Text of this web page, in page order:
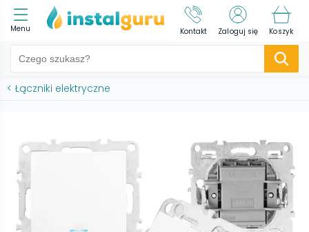
Menu Kontakt Zaloguj się Koszyk
< Łączniki elektryczne